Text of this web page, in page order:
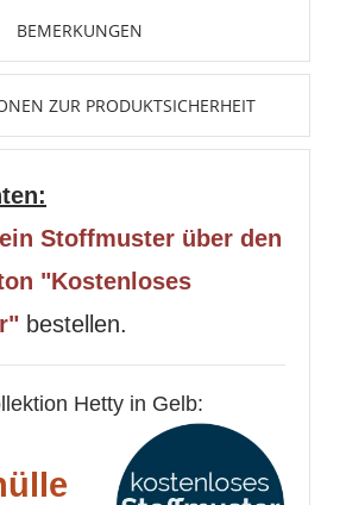
BEMERKUNGEN
ZUR PRODUKTSICHERHEIT
ein Stoffmuster über den
"Kostenloses
bestellen.
Hetty in Gelb: